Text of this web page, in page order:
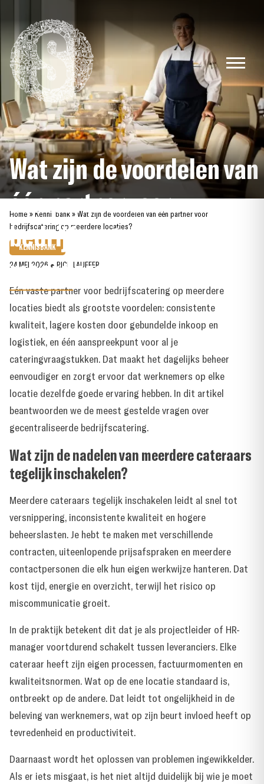
content
Home »Kennisbank» Wat zijn de voordelen van één partner voor
bedrijfscatering op meerdere locaties?
KENNISBANK
Wat zijn de voordelen van
één partner voor
bedrijfscatering op
meerdere locaties?
24 MEI 2026 ● RICK LAUFFER
Eén vaste partner voor bedrijfscatering op meerdere
locaties biedt als grootste voordelen: consistente
kwaliteit, lagere kosten door gebundelde inkoop en
logistiek, en één aanspreekpunt voor al je
cateringvraagstukken. Dat maakt het dagelijks beheer
eenvoudiger en zorgt ervoor dat werknemers op elke
locatie dezelfde goede ervaring hebben. In dit artikel
beantwoorden we de meest gestelde vragen over
gecentraliseerde bedrijfscatering.
Wat zijn de nadelen van meerdere cateraars
tegelijk inschakelen?
Meerdere cateraars tegelijk inschakelen leidt al snel tot
versnippering, inconsistente kwaliteit en hogere
beheerslasten. Je hebt te maken met verschillende
contracten, uiteenlopende prijsafspraken en meerdere
contactpersonen die elk hun eigen werkwijze hanteren. Dat
kost tijd, energie en overzicht, terwijl het risico op
miscommunicatie groeit.
In de praktijk betekent dit dat je als projectleider of HR-
manager voortdurend schakelt tussen leveranciers. Elke
cateraar heeft zijn eigen processen, factuurmomenten en
kwaliteitsnormen. Wat op de ene locatie standaard is,
ontbreekt op de andere. Dat leidt tot ongelijkheid in de
beleving van werknemers, wat op zijn beurt invloed heeft op
tevredenheid en productiviteit.
Daarnaast wordt het oplossen van problemen ingewikkelder.
Als er iets misgaat, is het niet altijd duidelijk bij wie je moet